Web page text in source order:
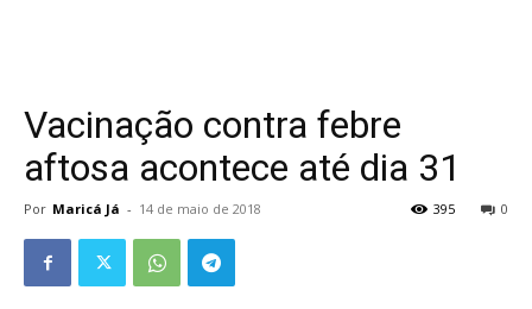
Vacinação contra febre
aftosa acontece até dia 31
Por Maricá Já - 14 de maio de 2018 0
395